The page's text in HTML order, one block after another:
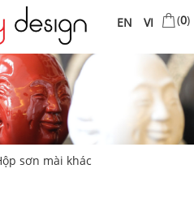
VI
EN (0)
sơn mài khác